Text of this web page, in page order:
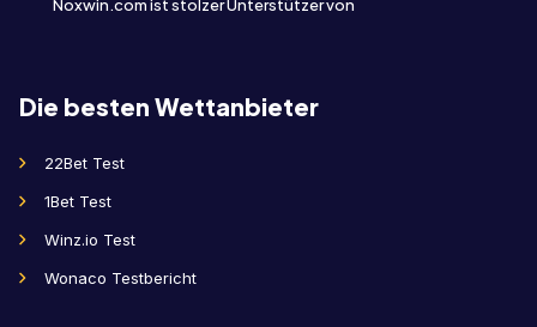
Die besten Wettanbieter
22Bet Test
1Bet Test
Winz.io Test
Wonaco Testbericht
Noxwin.com ist stolzer Unterstützer von